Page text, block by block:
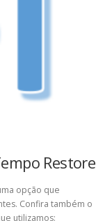
Restore
opção que
Confira também o
utilizamos: